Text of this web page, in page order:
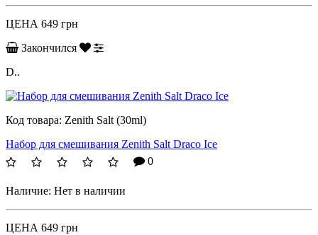
ЦЕНА 649 грн
Закончился
D..
Код товара: Zenith Salt (30ml)
Набор для смешивания Zenith Salt Draco Ice
0
Наличие: Нет в наличии
ЦЕНА 649 грн